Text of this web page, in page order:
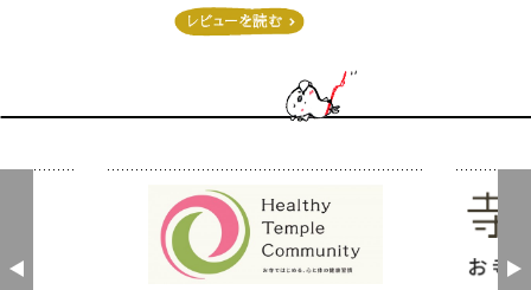
この投稿をInstagramで見る